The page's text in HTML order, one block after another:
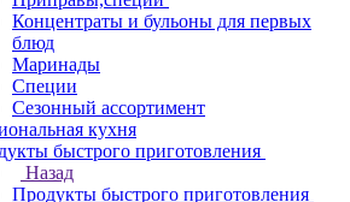
Концентраты и бульоны для первых
блюд
Маринады
Специи
Сезонный ассортимент
кухня
быстрого приготовления
Назад
Продукты быстрого приготовления